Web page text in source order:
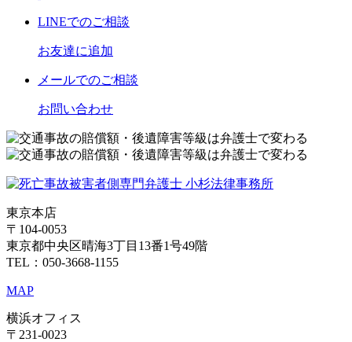
LINEでのご相談
お友達に追加
メールでのご相談
お問い合わせ
東京本店
〒104-0053
東京都中央区晴海3丁目13番1号49階
TEL：050-3668-1155
MAP
横浜オフィス
〒231-0023